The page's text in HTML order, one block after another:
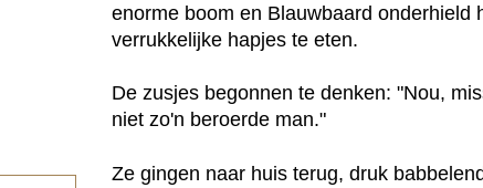
enorme boom en Blauwbaard onderhield
verrukkelijke hapjes te eten.
De zusjes begonnen te denken: "Nou,
niet zo'n beroerde man."
Ze gingen naar huis terug, druk